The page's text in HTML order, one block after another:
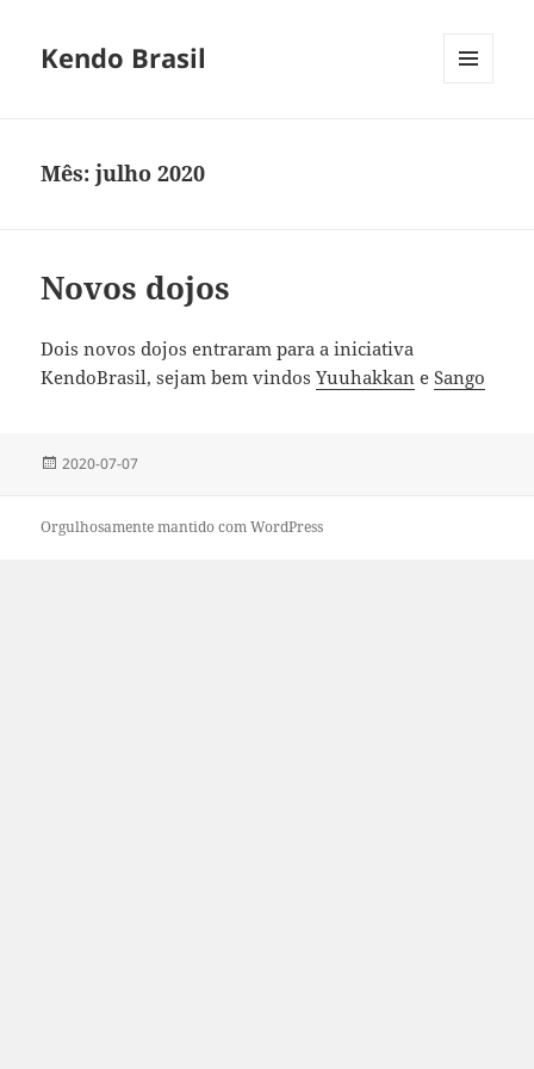
Kendo Brasil
Mês:julho 2020
Novos dojos
Dois novos dojos entraram para a iniciativa
KendoBrasil, sejam bem vindosYuuhakkan eSango
Publicado
2020-07-07
Orgulhosamente mantido com WordPress